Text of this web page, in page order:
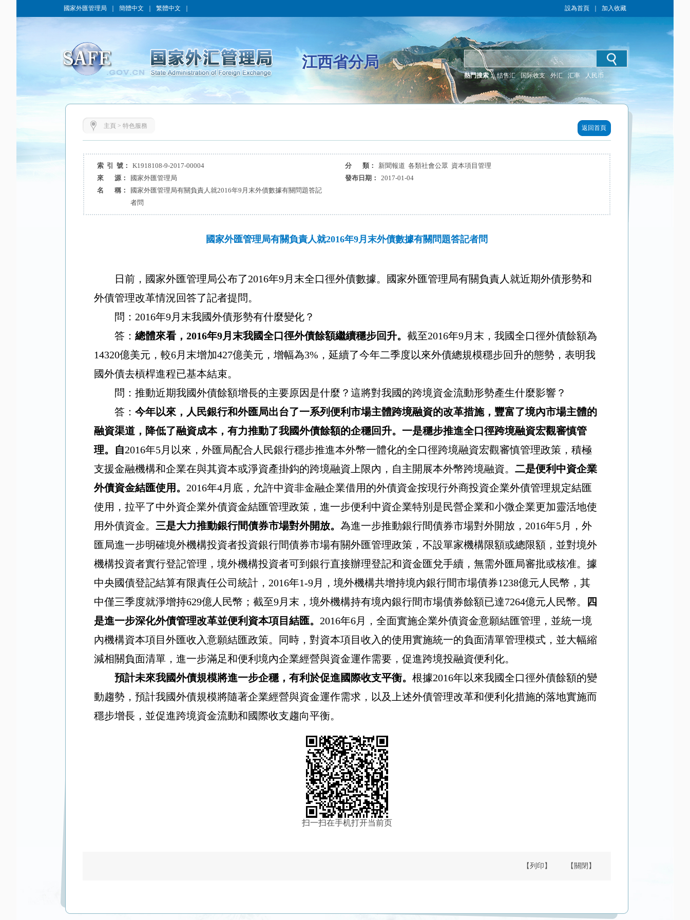
國家外匯管理局 簡體中文 繁體中文 設為首頁 加入收藏
江西省分局
熱門搜索： 结售汇 国际收支 外汇 汇率 人民币
主頁 > 特色服務 返回首頁
索 引 號： K1918108-9-2017-00004 分 類：
新聞報道 各類社會公眾 資本項目管理
來 源：
國家外匯管理局 發布日期：
2017-01-04
名 稱：
國家外匯管理局有關負責人就2016年9月末外債數據有關問題答記
者問
國家外匯管理局有關負責人就2016年9月末外債數據有關問題答記者問
日前，國家外匯管理局公布了2016年9月末全口徑外債數據。國家外匯管理局有關負責人就近期外債形勢和
外債管理改革情況回答了記者提問。
問： 2016年9月末我國外債形勢有什麼變化？
答： 總體來看， 2016年9月末我國全口徑外債餘額繼續穩步回升。 截至2016年9月末，我國全口徑外債餘額為
14320億美元，較6月末增加427億美元，增幅為3% ，延續了今年二季度以來外債總規模穩步回升的態勢，表明我
國外債去槓桿進程已基本結束。
問：推動近期我國外債餘額增長的主要原因是什麼？這將對我國的跨境資金流動形勢產生什麼影響？
答： 今年以來，人民銀行和外匯局出台了一系列便利市場主體跨境融資的改革措施，豐富了境內市場主體的
融資渠道，降低了融資成本，有力推動了我國外債餘額的企穩回升。一是穩步推進全口徑跨境融資宏觀審慎管
理。自2016年5月以來，外匯局配合人民銀行穩步推進本外幣一體化的全口徑跨境融資宏觀審慎管理政策，積極
支援金融機構和企業在與其資本或淨資產掛鈎的跨境融資上限內，自主開展本外幣跨境融資。 二是便利中資企業
外債資金結匯使用。 2016年4月底，允許中資非金融企業借用的外債資金按現行外商投資企業外債管理規定結匯
使用，拉平了中外資企業外債資金結匯管理政策，進一步便利中資企業特別是民營企業和小微企業更加靈活地使
用外債資金。 三是大力推動銀行間債券市場對外開放。 為進一步推動銀行間債券市場對外開放， 2016年5月，外
匯局進一步明確境外機構投資者投資銀行間債券市場有關外匯管理政策，不設單家機構限額或總限額，並對境外
機構投資者實行登記管理，境外機構投資者可到銀行直接辦理登記和資金匯兌手續，無需外匯局審批或核准。據
中央國債登記結算有限責任公司統計， 2016年1-9月，境外機構共增持境內銀行間市場債券1238億元人民幣，其
中僅三季度就淨增持629億人民幣；截至9月末，境外機構持有境內銀行間市場債券餘額已達7264億元人民幣。
四
是進一步深化外債管理改革並便利資本項目結匯。 2016年6月，全面實施企業外債資金意願結匯管理，並統一境
內機構資本項目外匯收入意願結匯政策。同時，對資本項目收入的使用實施統一的負面清單管理模式，並大幅縮
減相關負面清單，進一步滿足和便利境內企業經營與資金運作需要，促進跨境投融資便利化。
預計未來我國外債規模將進一步企穩，有利於促進國際收支平衡。 根據2016年以來我國全口徑外債餘額的變
動趨勢，預計我國外債規模將隨著企業經營與資金運作需求，以及上述外債管理改革和便利化措施的落地實施而
穩步增長，並促進跨境資金流動和國際收支趨向平衡。
扫一扫在手机打开当前页
【列印】 【關閉】